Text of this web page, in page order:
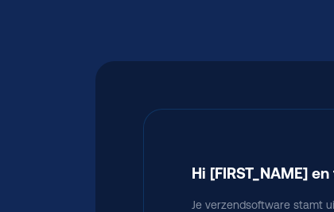
Hi [FIRST_NAME]
Je verzendsoftware stamt